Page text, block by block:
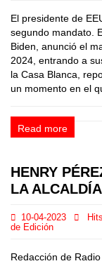
El presidente de
segundo mandato.
Biden, anunció el
2024, entrando a
la Casa Blanca,
un momento en el
Read more
HENRY
LA
10-04-2023
de Edición
Redacción de